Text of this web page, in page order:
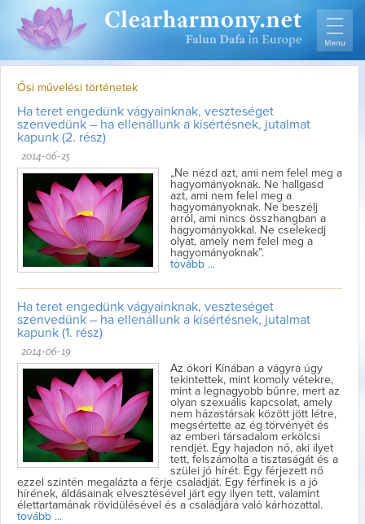
Ősi művelési történetek
Ha teret engedünk vágyainknak, veszteséget
szenvedünk – ha ellenállunk a kísértésnek, jutalmat
kapunk (2. rész)
2014-06-25
„Ne nézd azt, ami nem felel meg a
hagyományoknak. Ne hallgasd
azt, ami nem felel meg a
hagyományoknak. Ne beszélj
arról, ami nincs összhangban a
hagyományokkal. Ne cselekedj
olyat, amely nem felel meg a
hagyományoknak”.
tovább ...
Ha teret engedünk vágyainknak, veszteséget
szenvedünk – ha ellenállunk a kísértésnek, jutalmat
kapunk (1. rész)
2014-06-19
Az ókori Kínában a vágyra úgy
tekintettek, mint komoly vétekre,
mint a legnagyobb bűnre, mert az
olyan szexuális kapcsolat, amely
nem házastársak között jött létre,
megsértette az ég törvényét és
az emberi társadalom erkölcsi
rendjét. Egy hajadon nő, aki ilyet
tett, felszámolta a tisztaságát és a
szülei jó hírét. Egy férjezett nő
ezzel szintén megalázta a férje családját. Egy férfinek is a jó
hírének, áldásainak elvesztésével járt egy ilyen tett, valamint
élettartamának rövidülésével és a családjára való kárhozattal.
tovább ...